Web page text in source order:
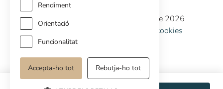
Copyright © Cottage Properties Real Estate 2026
Política de privacitat
Política de cookies
Preferències de cookies
Rendiment
Orientació
Funcionalitat
Accepta-ho tot Rebutja-ho tot